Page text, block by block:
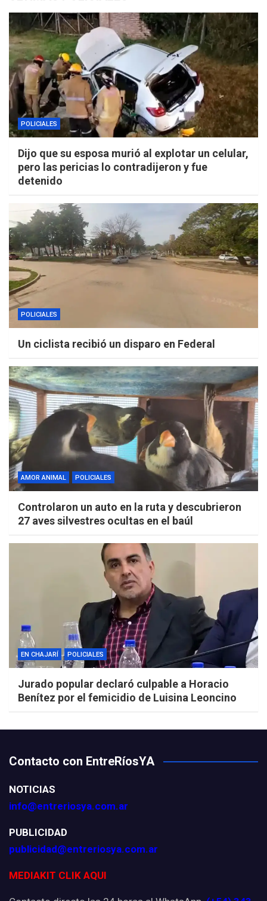
POLICIALES
Dijo que su esposa murió al explotar un celular,
pero las pericias lo contradijeron y fue
detenido
POLICIALES
Un ciclista recibió un disparo en Federal
AMOR ANIMAL POLICIALES
Controlaron un auto en la ruta y descubrieron
27 aves silvestres ocultas en el baúl
EN CHAJARÍ POLICIALES
Jurado popular declaró culpable a Horacio
Benítez por el femicidio de Luisina Leoncino
Contacto con EntreRíosYA
NOTICIAS
info@entreriosya.com.ar
PUBLICIDAD
publicidad@entreriosya.com.ar
MEDIAKIT CLIK AQUI